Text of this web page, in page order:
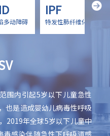
多动障碍
IPF
特发性肺纤维化
围内引起5岁以下儿童急性
也是造成婴幼儿病毒性呼吸
2019年全球5岁以下儿童中
毒感染伴随急性下呼吸道感
种常见的慢性神经发育障
成年，其主要特征是与发育
动冲动。据估计，全球儿童
和青少年ADHD患病率达
因不明的慢性进行性纤维化
月11日，中国《第一批罕见
种罕见病之一。据估计，
人数由140万人增长至170
导致肺部通气阻塞的慢性炎
性支气管炎以及一些哮喘病
嗽、黏液增多以及气喘。
系列其他疾病的高危人群。